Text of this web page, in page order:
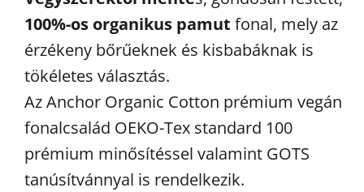
100%-os organikus pamut fonal, mely az
érzékeny bőrűeknek és kisbabáknak is
tökéletes választás.
Az Anchor Organic Cotton prémium vegán
fonalcsalád OEKO-Tex standard 100
prémium minősítéssel valamint GOTS
tanúsítvánnyal is rendelkezik.